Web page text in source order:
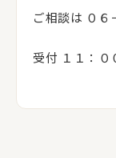
ご相談は ０
受付 １１：０